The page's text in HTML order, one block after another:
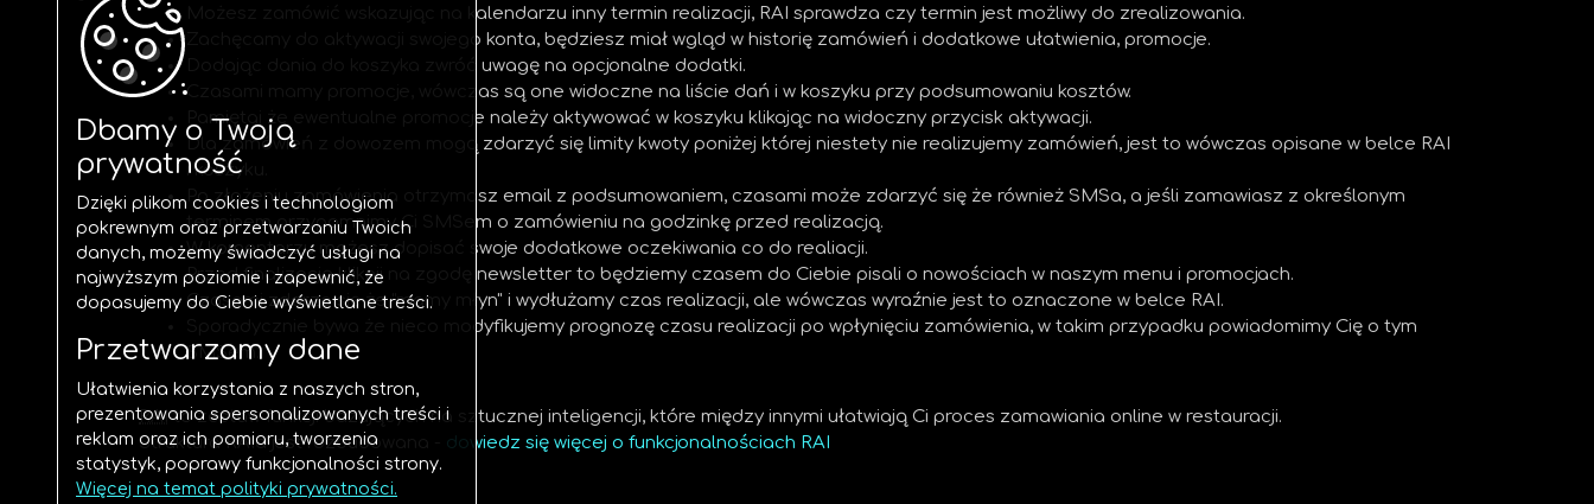
Możesz zamówić wskazując na kalendarzu inny termin realizacji, RAI sprawdza czy termin jest możliwy do zrealizowania.
Zachęcamy do aktywacji swojego konta, będziesz miał wgląd w historię zamówień i dodatkowe ułatwienia, promocje.
Dodając dania do koszyka zwróć uwagę na opcjonalne dodatki.
Czasami mamy promocje, wówczas są one widoczne na liście dań i w koszyku przy podsumowaniu kosztów.
Pamiętaj że ewentualne promocje należy aktywować w koszyku klikając na widoczny przycisk aktywacji.
Dla zamówień z dowozem mogą zdarzyć się limity kwoty poniżej której niestety nie realizujemy zamówień, jest to wówczas opisane w belce RAI
i koszyku.
Po złożeniu zamówienia otrzymasz email z podsumowaniem, czasami może zdarzyć się że również SMSa, a jeśli zamawiasz z określonym
terminem przypomnimy Ci SMSem o zamówieniu na godzinkę przed realizacją.
W komentarzu możesz dopisać swoje dodatkowe oczekiwania co do realiacji.
Przed finalizacją kliknij na zgodę newsletter to będziemy czasem do Ciebie pisali o nowościach w naszym menu i promocjach.
Czasami zdarza się że "mamy młyn" i wydłużamy czas realizacji, ale wówczas wyraźnie jest to oznaczone w belce RAI.
Sporadycznie bywa że nieco modyfikujemy prognozę czasu realizacji po wpłynięciu zamówienia, w takim przypadku powiadomimy Cię o tym
SMSem.
RAIto zestaw funkcji bazujących na sztucznej inteligencji, które między innymi ułatwiają Ci proces zamawiania online w restauracji.
Struktura RAIa jest rozbudowana - dowiedz się więcej o funkcjonalnościach RAI
Dbamy o Twoją
prywatność
Dzięki plikom cookies i technologiom
pokrewnym oraz przetwarzaniu Twoich
danych, możemy świadczyć usługi na
najwyższym poziomie i zapewnić, że
dopasujemy do Ciebie wyświetlane treści.
Przetwarzamy dane
Ułatwienia korzystania z naszych stron,
prezentowania spersonalizowanych treści i
reklam oraz ich pomiaru, tworzenia
statystyk, poprawy funkcjonalności strony.
Więcej na temat polityki prywatności.